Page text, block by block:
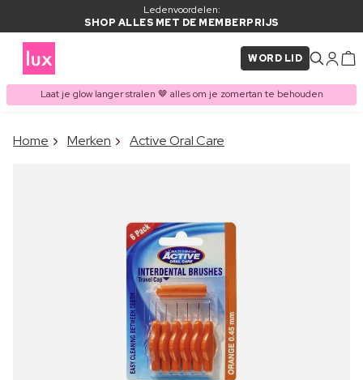
Ledenvoordelen:
SHOP ALLES MET DE MEMBERPRIJS
WORD LID
Laat je glow langer stralen 🤎 alles om je zomertan te behouden
ITEM TOEGEVOEGD AAN
Home Merken Active Oral Care